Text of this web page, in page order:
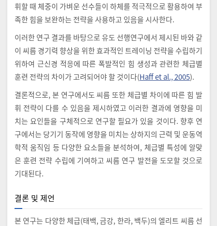
휘할 때 체중이 가벼운 선수들이 하체를 적극적으로 활용하여 부
족한 힘을 보완하는 전략을 사용하고 있음을 시사한다.
이러한 연구 결과를 바탕으로 유도 선행연구에서 제시된 바와 같
이 씨름 경기력 향상을 위한 효과적인 트레이닝 전략을 수립하기
위하여 근신경 적응에 따른 폭발적인 힘 생성과 관련한 체급별
훈련 전략의 차이가 고려되어야 할 것이다(Haff et al., 2005).
결론적으로, 본 연구에서도 씨름 또한 체급별 차이에 따른 힘 발
휘 전략이 다를 수 있음을 제시하였고 이러한 결과에 영향을 미
치는 요인들을 구체적으로 연구할 필요가 있을 것이다. 향후 연
구에서는 당기기 동작에 영향을 미치는 상하지의 근력 및 운동역
학적 움직임 등 다양한 요소들을 분석하여, 체급별 특성에 알맞
은 훈련 전략 수립에 기여하고 씨름 연구 발전을 도모할 것으로
기대된다.
결론 및 제언
본 연구는 다양한 체급(태백, 금강, 한라, 백두)의 엘리트 씨름 선